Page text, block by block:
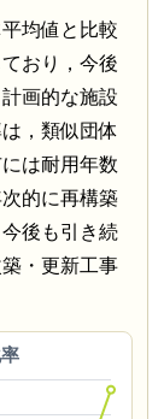
均値と比較
おり，今後
画的な施設
，類似団体
は耐用年数
的に再構築
後も引き続
・更新工事